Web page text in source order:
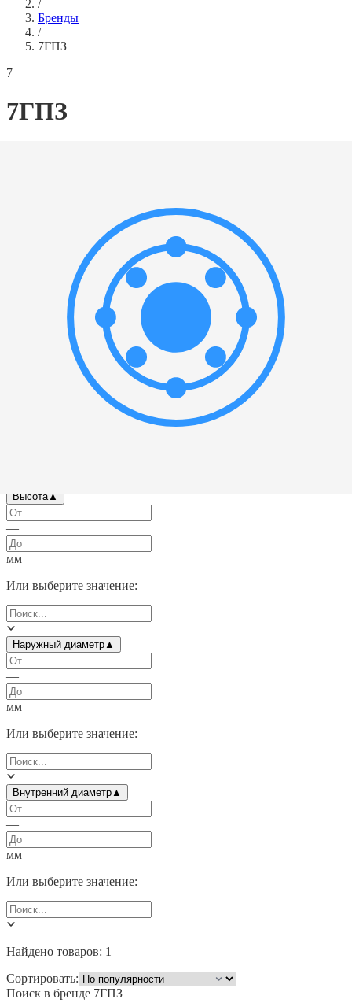
/
Бренды
/
7ГПЗ
7
7ГПЗ
▲
Выбрать все
Новое поступление
Высота▲
—
мм
Или выберите значение:
Наружный диаметр▲
—
мм
Или выберите значение:
Внутренний диаметр▲
—
мм
Или выберите значение:
Найдено товаров: 1
Сортировать:
Поиск в бренде 7ГПЗ